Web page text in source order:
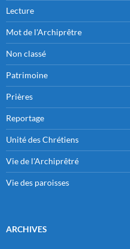
Lecture
Mot de l'Archiprêtre
Non classé
Patrimoine
Prières
Reportage
Unité des Chrétiens
Vie de l'Archiprêtré
Vie des paroisses
ARCHIVES